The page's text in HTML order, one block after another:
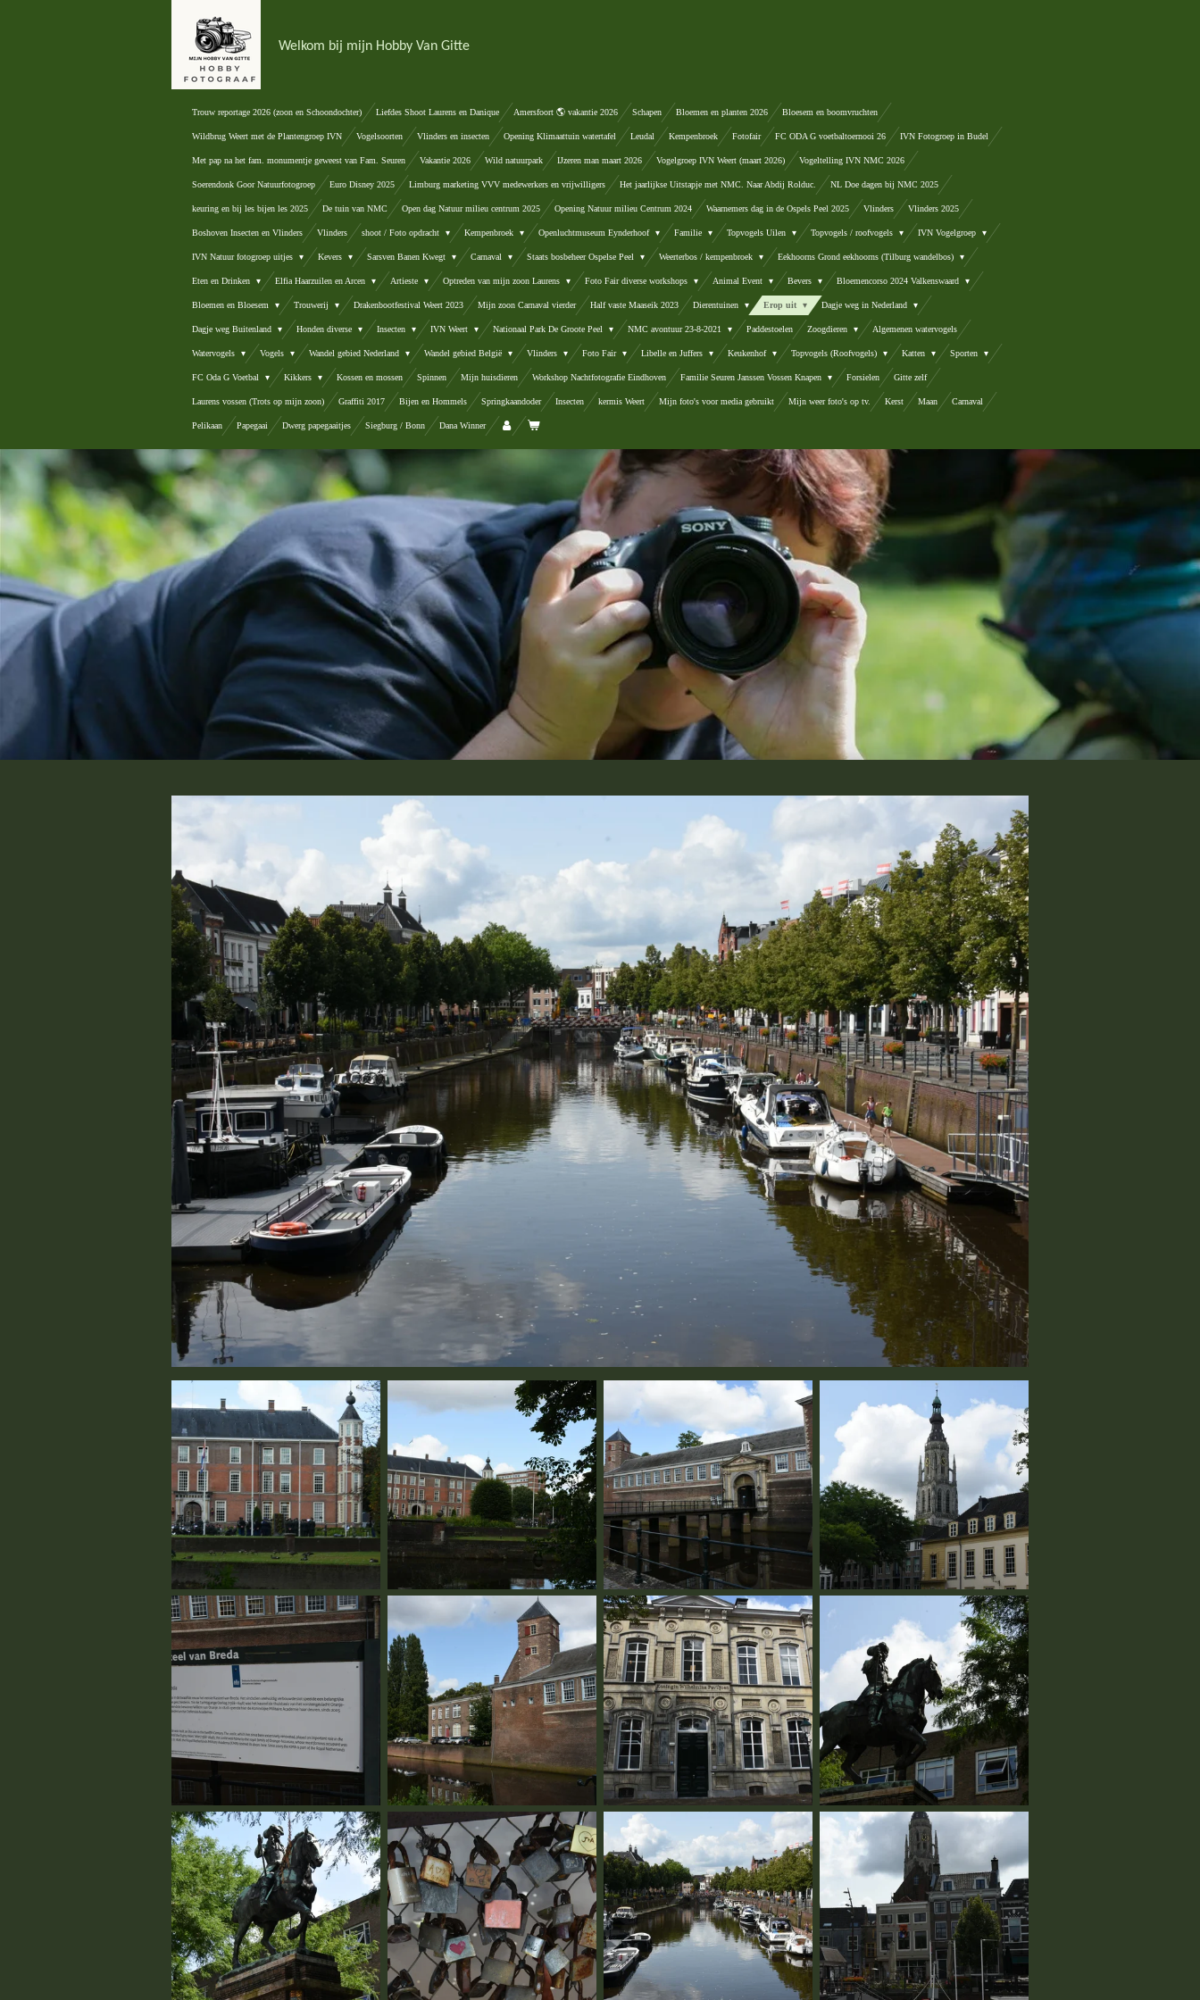
Welkom bij mijn Hobby Van Gitte
Trouw reportage 2026 (zoon en Schoondochter) Liefdes Shoot Laurens en Danique Amersfoort 🌎 vakantie 2026 Schapen Bloemen en planten 2026 Bloesem en boomvruchten
Wildbrug Weert met de Plantengroep IVN Vogelsoorten Vlinders en insecten Opening Klimaattuin watertafel Leudal Kempenbroek Fotofair FC ODA G voetbaltoernooi 26 IVN Fotogroep in Budel
Met pap na het fam. monumentje geweest van Fam. Seuren Vakantie 2026 Wild natuurpark IJzeren man maart 2026 Vogelgroep IVN Weert (maart 2026) Vogeltelling IVN NMC 2026
Soerendonk Goor Natuurfotogroep Euro Disney 2025 Limburg marketing VVV medewerkers en vrijwilligers Het jaarlijkse Uitstapje met NMC. Naar Abdij Rolduc. NL Doe dagen bij NMC 2025
keuring en bij les bijen les 2025 De tuin van NMC Open dag Natuur milieu centrum 2025 Opening Natuur milieu Centrum 2024 Waarnemers dag in de Ospels Peel 2025 Vlinders Vlinders 2025
Boshoven Insecten en Vlinders Vlinders shoot / Foto opdracht Kempenbroek Openluchtmuseum Eynderhoof Familie Topvogels Uilen Topvogels / roofvogels IVN Vogelgroep
IVN Natuur fotogroep uitjes Kevers Sarsven Banen Kwegt Carnaval Staats bosbeheer Ospelse Peel Weerterbos / kempenbroek Eekhoorns Grond eekhoorns (Tilburg wandelbos)
Eten en Drinken Elfia Haarzuilen en Arcen Artieste Optreden van mijn zoon Laurens Foto Fair diverse workshops Animal Event Bevers Bloemencorso 2024 Valkenswaard
Bloemen en Bloesem Trouwerij Drakenbootfestival Weert 2023 Mijn zoon Carnaval vierder Half vaste Maaseik 2023 Dierentuinen Erop uit Dagje weg in Nederland
Dagje weg Buitenland Honden diverse Insecten IVN Weert Nationaal Park De Groote Peel NMC avontuur 23-8-2021 Paddestoelen Zoogdieren Algemenen watervogels
Watervogels Vogels Wandel gebied Nederland Wandel gebied België Vlinders Foto Fair Libelle en Juffers Keukenhof Topvogels (Roofvogels) Katten Sporten
FC Oda G Voetbal Kikkers Kossen en mossen Spinnen Mijn huisdieren Workshop Nachtfotografie Eindhoven Familie Seuren Janssen Vossen Knapen Forsielen Gitte zelf
Laurens vossen (Trots op mijn zoon) Graffiti 2017 Bijen en Hommels Springkaandoder Insecten kermis Weert Mijn foto's voor media gebruikt Mijn weer foto's op tv. Kerst Maan Carnaval
Pelikaan Papegaai Dwerg papegaaitjes Siegburg / Bonn Dana Winner